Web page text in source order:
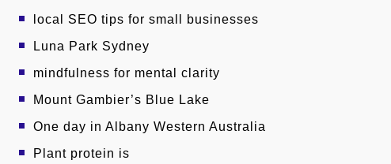
local SEO tips for small businesses
Luna Park Sydney
mindfulness for mental clarity
Mount Gambier’s Blue Lake
One day in Albany Western Australia
Plant protein is